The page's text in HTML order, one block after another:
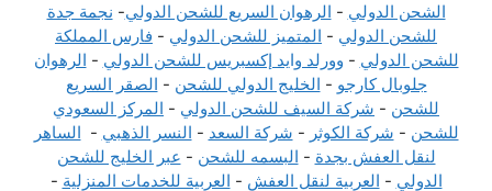
الشحن الدولي - الرهوان السريع للشحن الدولي- نجمة جدة
للشحن الدولي - المتميز للشحن الدولي - فارس المملكة
للشحن الدولي - وورلد وايد إكسبريس للشحن الدولي - الرهوان
جلوبال كارجو - الخليج الدولي للشحن - الصقر السريع
للشحن - شركة السيف للشحن الدولي - المركز السعودي
للشحن - شركة الكوثر - شركة السعد - النسر الذهبي - الساهر
لنقل العفش بجدة - البسمه للشحن - عبر الخليج للشحن
الدولي - العربية لنقل العفش - العربية للخدمات المنزلية -